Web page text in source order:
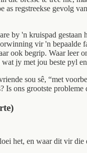
as regstreekse gevolg
by 'n kruispad
vir 'n bepaalde
ook begrip. Waar leer
jy met jou beste pyl
sou sê, “met
Is ons grootste
het, en waar dit vir die